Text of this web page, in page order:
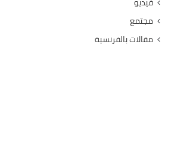
مجتمع
مقالات بالفرنسية